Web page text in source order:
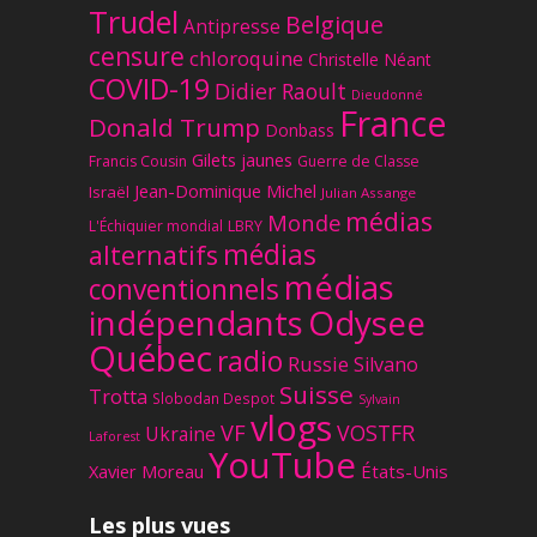
Trudel Antipresse Belgique
censure chloroquine Christelle Néant
COVID-19 Didier Raoult Dieudonné
Donald Trump Donbass France
Francis Cousin Gilets jaunes Guerre de Classe
Israël Jean-Dominique Michel Julian Assange
L'Échiquier mondial LBRY Monde médias
alternatifs médias
conventionnels médias
indépendantsOdysee
Québec radio Russie Silvano
Trotta Slobodan Despot Suisse Sylvain
Laforest Ukraine VFvlogs VOSTFR
Xavier Moreau YouTube États-Unis
Les plus vues